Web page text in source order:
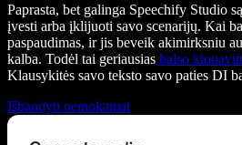
Paprasta, bet galinga Speechify Studio
įvesti arba įklijuoti savo scenarijų. Kai
paspaudimas, ir jis beveik akimirksniu
kalba. Todėl tai geriausias balso
Klausykitės savo teksto savo paties DI
Išbandyti nemokamai